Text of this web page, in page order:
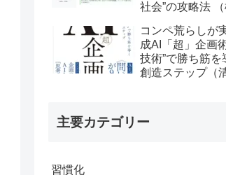
社会”の攻略法
コンペ荒らしが
成AI「超」企画
技術”で勝ち筋を
創造ステップ（
主要カテゴリー
習慣化